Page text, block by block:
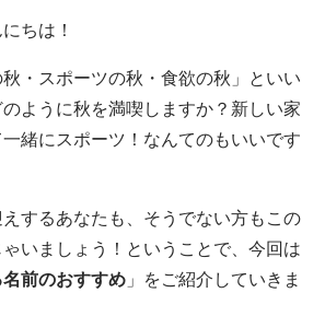
ちは！
・スポーツの秋・食欲の秋」といい
ように秋を満喫しますか？新しい家
緒にスポーツ！なんてのもいいです
するあなたも、そうでない方もこの
いましょう！ということで、今回は
前のおすすめ 」をご紹介していきま